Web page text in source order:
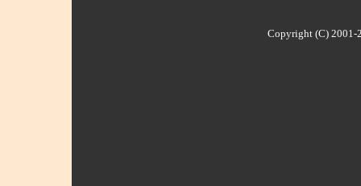
Copyright (C) 2001-